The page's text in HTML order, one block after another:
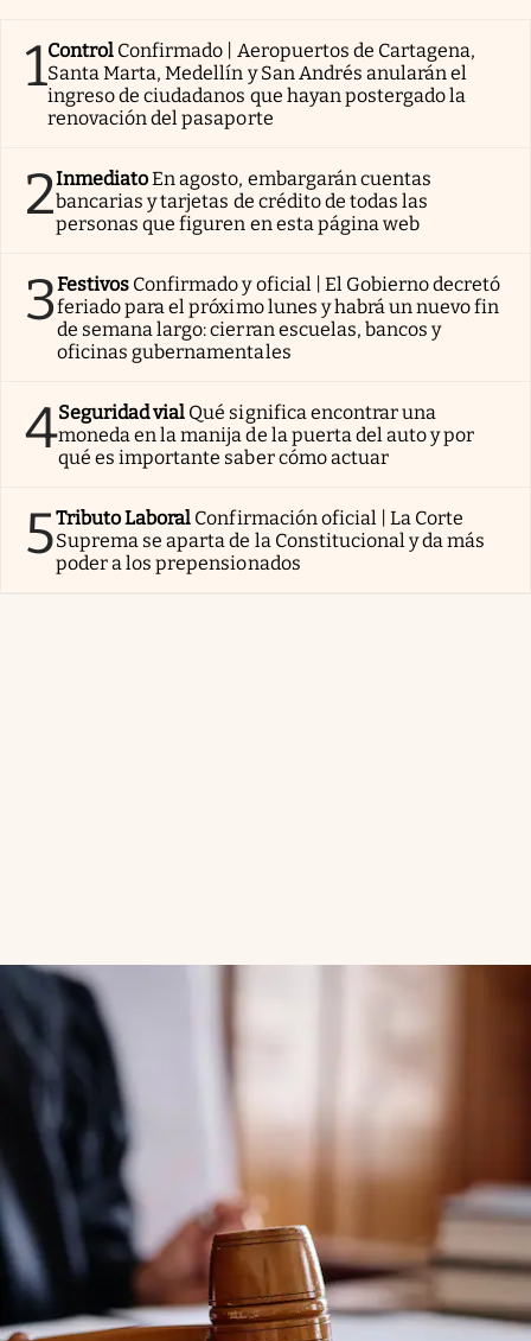
1Control Confirmado | Aeropuertos de Cartagena,
Santa Marta, Medellín y San Andrés anularán el
ingreso de ciudadanos que hayan postergado la
renovación del pasaporte
2InmediatoEn agosto, embargarán cuentas
bancarias y tarjetas de crédito de todas las
personas que figuren en esta página web
3Festivos Confirmado y oficial | El Gobierno decretó
feriado para el próximo lunes y habrá un nuevo fin
de semana largo: cierran escuelas, bancos y
oficinas gubernamentales
4Seguridad vial Qué significa encontrar una
moneda en la manija de la puerta del auto y por
qué es importante saber cómo actuar
5Tributo Laboral Confirmación oficial | La Corte
Suprema se aparta de la Constitucional y da más
poder a los prepensionados